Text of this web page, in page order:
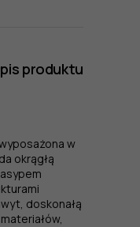
produktu
w
okrągłą
doskonałą